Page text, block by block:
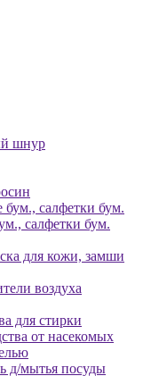
шнур
салфетки бум.
для кожи, замши
воздуха
для стирки
от насекомых